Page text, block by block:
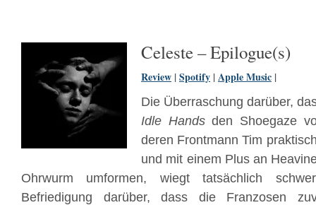
Celeste – Epilogue(s)
Review |Spotify |Apple Music |
Die Überraschung darüber,
Idle Handsden Shoegaze
deren Frontmann Tim
und mit einem Plus an
Ohrwurm umformen, wiegt tatsächlich
Befriedigung darüber, dass die Franzosen